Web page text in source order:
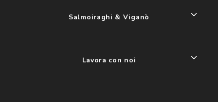
Salmoiraghi & Viganò
Lavora con noi